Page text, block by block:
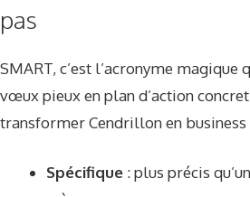
pas
SMART, c’est l’acronyme magique
vœux pieux en plan d’action
transformer Cendrillon en
Spécifique : plus précis